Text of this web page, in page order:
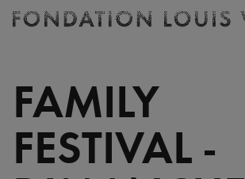
Accueil
FAMILY
FESTIVAL -
Billetterie